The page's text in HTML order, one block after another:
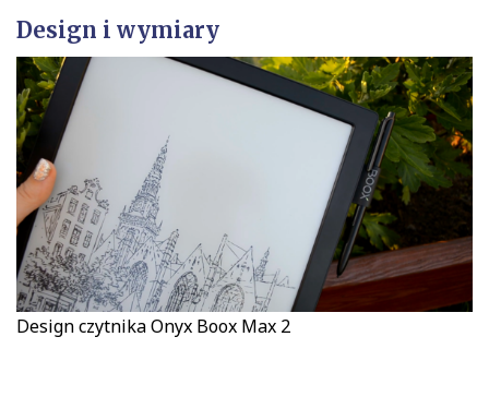
Design i wymiary
Design czytnika Onyx Boox Max 2